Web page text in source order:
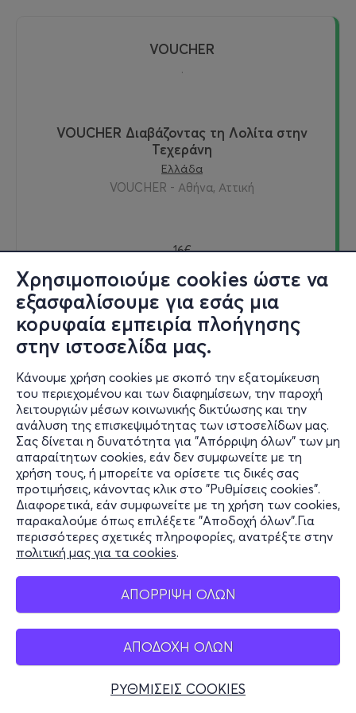
Χρησιμοποιούμε cookies ώστε να
εξασφαλίσουμε για εσάς μια
κορυφαία εμπειρία πλοήγησης
στην ιστοσελίδα μας.
Κάνουμε χρήση cookies με σκοπό την εξατομίκευση
του περιεχομένου και των διαφημίσεων, την παροχή
λειτουργιών μέσων κοινωνικής δικτύωσης και την
ανάλυση της επισκεψιμότητας των ιστοσελίδων μας.
Σας δίνεται η δυνατότητα για "Απόρριψη όλων" των μη
απαραίτητων cookies, εάν δεν συμφωνείτε με τη
χρήση τους, ή μπορείτε να ορίσετε τις δικές σας
προτιμήσεις, κάνοντας κλικ στο "Ρυθμίσεις cookies".
Διαφορετικά, εάν συμφωνείτε με τη χρήση των cookies,
παρακαλούμε όπως επιλέξετε "Αποδοχή όλων".Για
περισσότερες σχετικές πληροφορίες, ανατρέξτε στην
πολιτική μας για τα cookies.
ΑΠΟΡΡΙΨΗ ΟΛΩΝ
ΑΠΟΔΟΧΗ ΟΛΩΝ
ΡΥΘΜΙΣΕΙΣ COOKIES
VOUCHER
.
VOUCHER Διαβάζοντας τη Λολίτα στην
Τεχεράνη
Ελλάδα
VOUCHER - Αθήνα, Αττική
16€
Αγορά